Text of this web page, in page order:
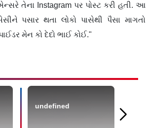
તેના Instagram પર પોસ્ટ કરી હતી. આ
પસાર થતા લોકો પાસેથી પૈસા માગતો
મેન કો દેદો ભાઈ કોઈ."
undefined